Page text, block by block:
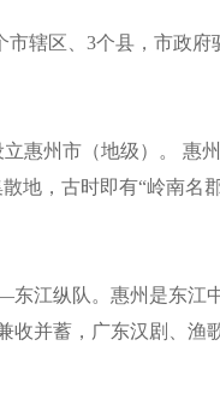
市辖区、3个县，市政
惠州市（地级）。 惠
地，古时即有“岭南名
江纵队。惠州是东江
收并蓄，广东汉剧、渔